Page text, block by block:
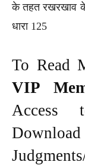
के तहत रखरखाव के
धारा 125
To Read
VIP